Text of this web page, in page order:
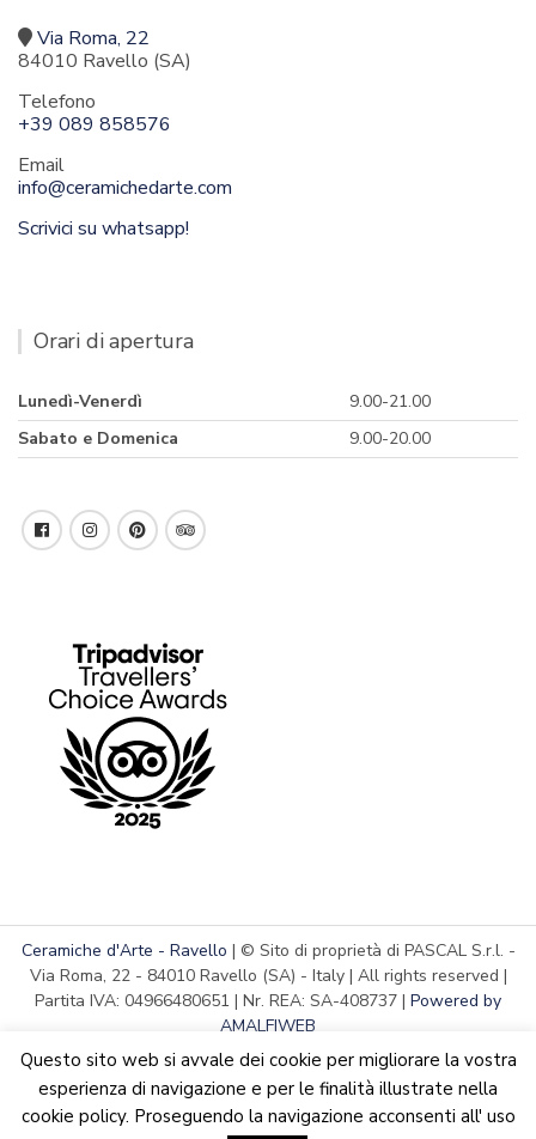
We are updating the website. Some products may suffer
Via Roma, 22
84010 Ravello (SA)
Telefono
+39 089 858576
Email
info@ceramichedarte.com
Scrivici su whatsapp!
Orari di apertura
Lunedì-Venerdì
9.00-21.00
Sabato e Domenica
9.00-20.00
Ceramiche d'Arte - Ravello | © Sito di proprietà di PASCAL S.r.l. -
Via Roma, 22 - 84010 Ravello (SA) - Italy | All rights reserved |
Partita IVA: 04966480651 | Nr. REA: SA-408737 | Powered by
AMALFIWEB
Questo sito web si avvale dei cookie per migliorare la vostra
esperienza di navigazione e per le finalità illustrate nella
cookie policy. Proseguendo la navigazione acconsenti all' uso
English Italiano